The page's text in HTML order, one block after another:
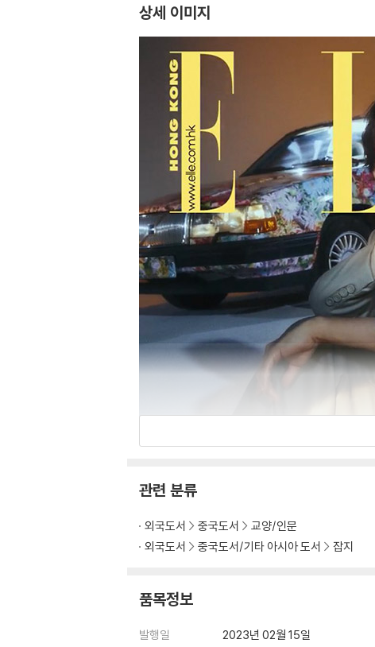
박시우 커버 (A형 잡지
생 네컷 1장)
상세 이미지
관련 분류
외국도서 중국도서
교양/인문
외국도서
중국도서/기타 아시아 도서 잡지
품목정보
발행일 2023년 02월 15일